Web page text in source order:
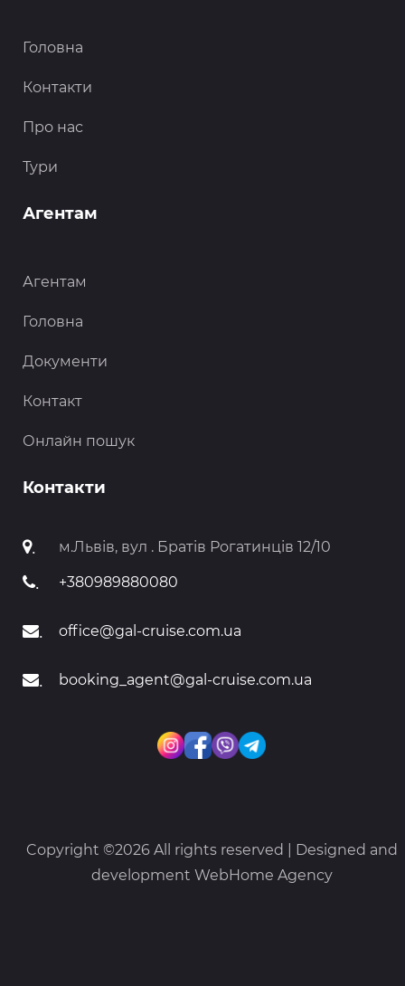
Головна
Контакти
Про нас
Тури
Агентам
Агентам
Головна
Документи
Контакт
Онлайн пошук
Контакти
. м.Львів, вул . Братів Рогатинців 12/10
+380989880080
office@gal-cruise.com.ua
booking_agent@gal-cruise.com.ua
Copyright ©2026 All rights reserved | Designed and
development WebHome Agency